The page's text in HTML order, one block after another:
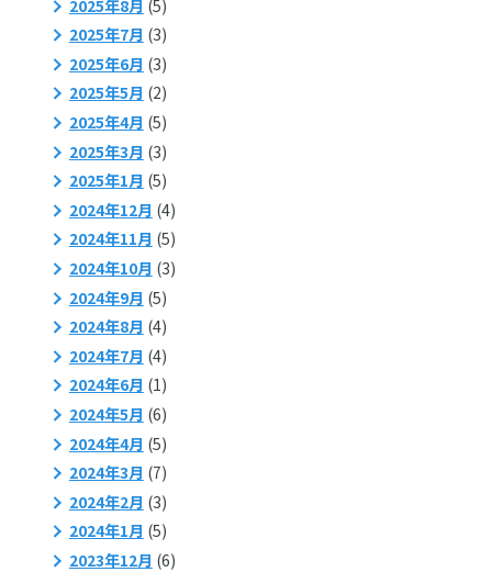
2025年8月 (5)
2025年7月 (3)
2025年6月 (3)
2025年5月 (2)
2025年4月 (5)
2025年3月 (3)
2025年1月 (5)
2024年12月 (4)
2024年11月 (5)
2024年10月 (3)
2024年9月 (5)
2024年8月 (4)
2024年7月 (4)
2024年6月 (1)
2024年5月 (6)
2024年4月 (5)
2024年3月 (7)
2024年2月 (3)
2024年1月 (5)
2023年12月 (6)